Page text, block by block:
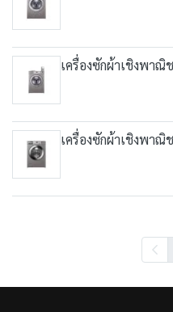
เครื่องซักผ้าเชิงพาณิ
เครื่องซักผ้าเชิงพาณิ